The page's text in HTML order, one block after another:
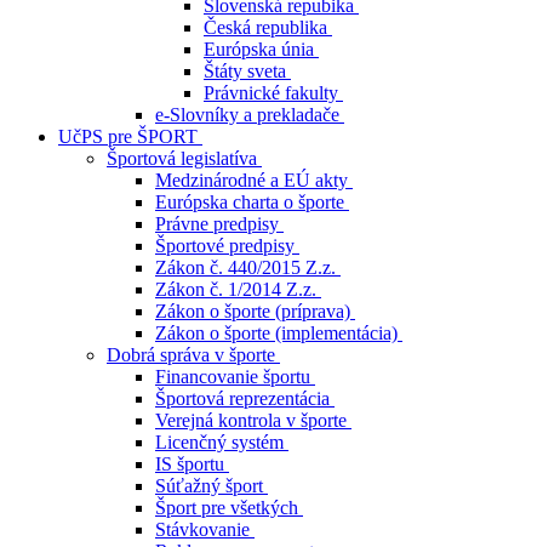
Slovenská repubika
Česká republika
Európska únia
Štáty sveta
Právnické fakulty
e-Slovníky a prekladače
UčPS pre ŠPORT
Športová legislatíva
Medzinárodné a EÚ akty
Európska charta o športe
Právne predpisy
Športové predpisy
Zákon č. 440/2015 Z.z.
Zákon č. 1/2014 Z.z.
Zákon o športe (príprava)
Zákon o športe (implementácia)
Dobrá správa v športe
Financovanie športu
Športová reprezentácia
Verejná kontrola v športe
Licenčný systém
IS športu
Súťažný šport
Šport pre všetkých
Stávkovanie